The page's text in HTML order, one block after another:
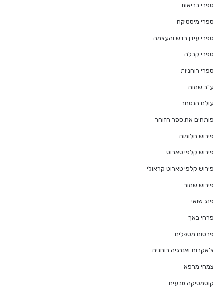
ספרי בריאות
ספרי מיסטיקה
ספרי עידן חדש והעצמה
ספרי קבלה
ספרי רוחניות
ע"ב שמות
עולם הנסתר
פותחים את ספר הזוהר
פירוש חלומות
פירוש קלפי טארוט
פירוש קלפי טארוט קראולי
פירוש שמות
פנג שואי
פרחי באך
פרסום מטפלים
צ'אקרות ואנרגיה רוחנית
צמחי מרפא
קוסמטיקה טבעית